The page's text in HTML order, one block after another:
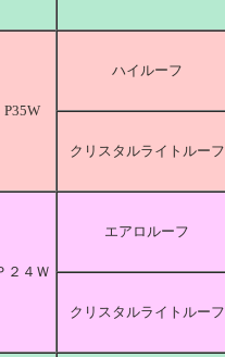
P35W
ハイルーフ
クリスタルライトルーフ
２４Ｗ
エアロルーフ
クリスタルライトルーフ